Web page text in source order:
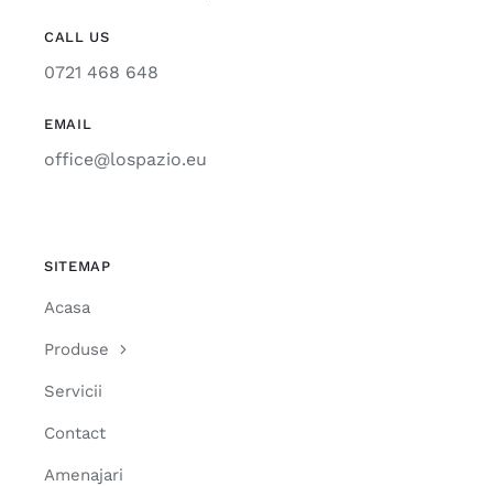
CALL US
0721 468 648
EMAIL
office@lospazio.eu
SITEMAP
Acasa
Produse
Servicii
Contact
Amenajari